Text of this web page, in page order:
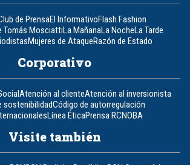
de PrensaEl InformativoFlash Fashion
Tomás MosciattiLa MañanaLa NocheLa Tarde
Mujeres de AtaqueRazón de Estado
Corporativo
Atención al clienteAtención al inversionista
sostenibilidadCódigo de autorregulación
Línea ÉticaPrensa RCNOBA
Visite también